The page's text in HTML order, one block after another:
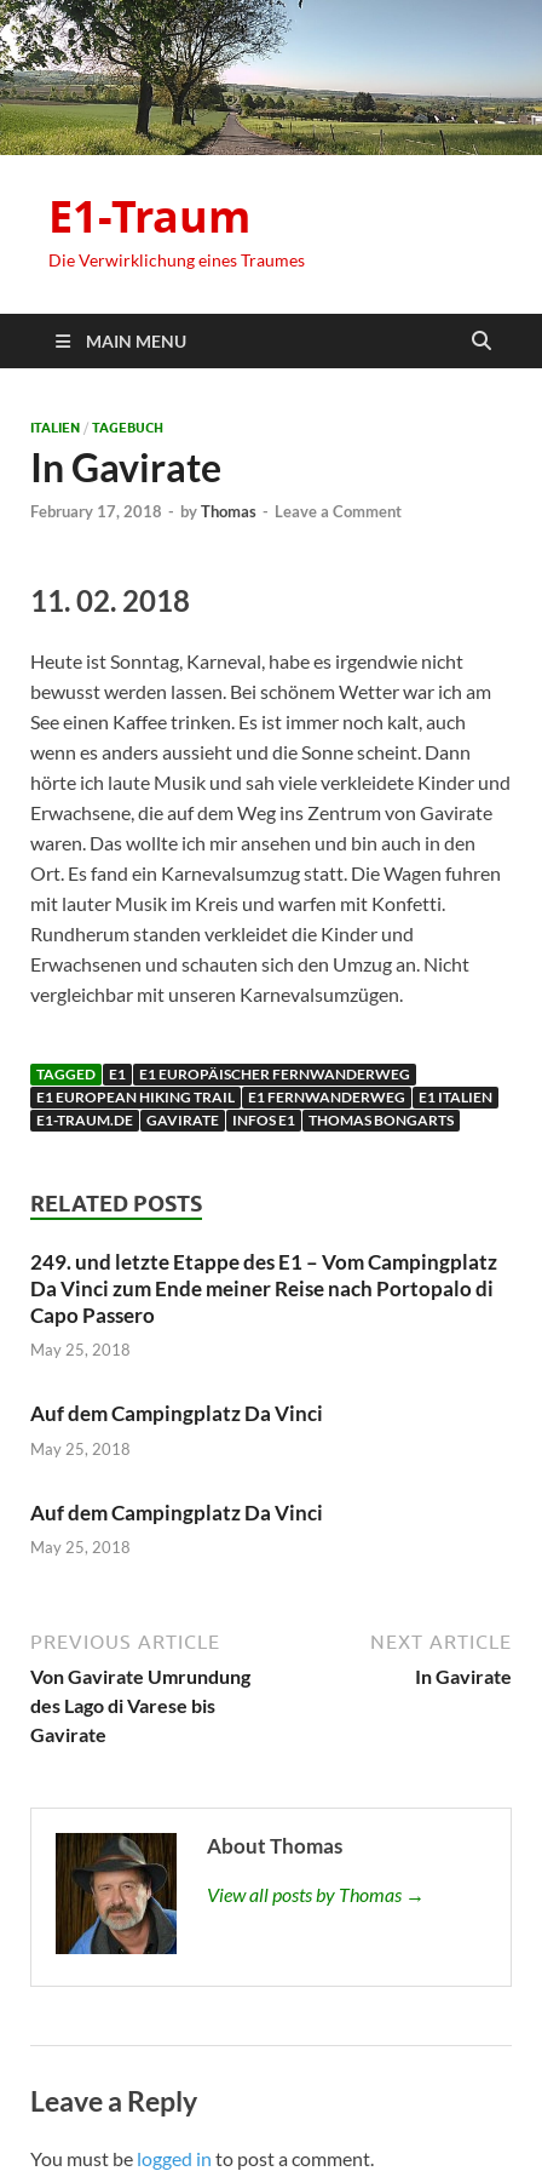
E1-Traum
Die Verwirklichung eines Traumes
MAIN MENU
ITALIEN / TAGEBUCH
In Gavirate
February 17, 2018 - byThomas - Leave a Comment
11. 02. 2018
Heute ist Sonntag, Karneval, habe es irgendwie nicht
bewusst werden lassen. Bei schönem Wetter war ich am
See einen Kaffee trinken. Es ist immer noch kalt, auch
wenn es anders aussieht und die Sonne scheint. Dann
hörte ich laute Musik und sah viele verkleidete Kinder und
Erwachsene, die auf dem Weg ins Zentrum von Gavirate
waren. Das wollte ich mir ansehen und bin auch in den
Ort. Es fand ein Karnevalsumzug statt. Die Wagen fuhren
mit lauter Musik im Kreis und warfen mit Konfetti.
Rundherum standen verkleidet die Kinder und
Erwachsenen und schauten sich den Umzug an. Nicht
vergleichbar mit unseren Karnevalsumzügen.
TAGGED E1
E1 EUROPÄISCHER FERNWANDERWEG
E1 EUROPEAN HIKING TRAIL
E1 FERNWANDERWEG
E1 ITALIEN
E1-TRAUM.DE
GAVIRATE INFOS E1 THOMAS BONGARTS
RELATED POSTS
249. und letzte Etappe des E1 – Vom Campingplatz
Da Vinci zum Ende meiner Reise nach Portopalo di
Capo Passero
May 25, 2018
Auf dem Campingplatz Da Vinci
May 25, 2018
Auf dem Campingplatz Da Vinci
May 25, 2018
PREVIOUS ARTICLE
Von Gavirate Umrundung
des Lago di Varese bis
Gavirate
NEXT ARTICLE
In Gavirate
About Thomas
View all posts by Thomas →
Leave a Reply
You must be logged in to post a comment.